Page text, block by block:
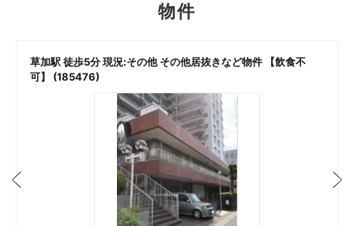
物件
草加駅 徒歩5分 現況:その他 その他居抜きなど物件 【飲食不
可】 (185476)